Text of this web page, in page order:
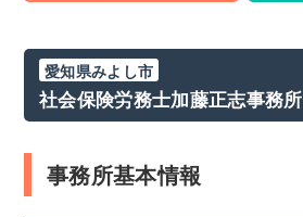
愛知県みよし市
社会保険労務士加藤正志事務所
事務所基本情報